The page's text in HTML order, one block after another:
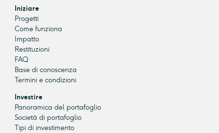
Iniziare
Progetti
Come funziona
Impatto
Restituzioni
FAQ
Base di conoscenza
Termini e condizioni
Investire
Panoramica del portafoglio
Società di portafoglio
Tipi di investimento